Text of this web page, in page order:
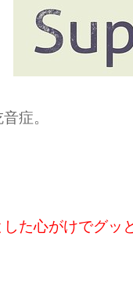
症。
た心がけでグッ